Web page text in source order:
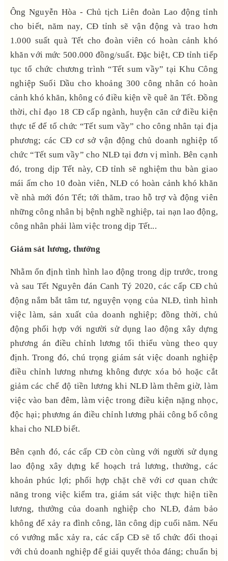
Ông Nguyễn Hòa - Chủ tịch Liên đoàn Lao động tỉnh
cho biết, năm nay, CĐ tỉnh sẽ vận động và trao hơn
1.000 suất quà Tết cho đoàn viên có hoàn cảnh khó
khăn với mức 500.000 đồng/suất. Đặc biệt, CĐ tỉnh tiếp
tục tổ chức chương trình “Tết sum vầy” tại Khu Công
nghiệp Suối Dầu cho khoảng 300 công nhân có hoàn
cảnh khó khăn, không có điều kiện về quê ăn Tết. Đồng
thời, chỉ đạo 18 CĐ cấp ngành, huyện căn cứ điều kiện
thực tế để tổ chức “Tết sum vầy” cho công nhân tại địa
phương; các CĐ cơ sở vận động chủ doanh nghiệp tổ
chức “Tết sum vầy” cho NLĐ tại đơn vị mình. Bên cạnh
đó, trong dịp Tết này, CĐ tỉnh sẽ nghiệm thu bàn giao
mái ấm cho 10 đoàn viên, NLĐ có hoàn cảnh khó khăn
về nhà mới đón Tết; tới thăm, trao hỗ trợ và động viên
những công nhân bị bệnh nghề nghiệp, tai nạn lao động,
công nhân phải làm việc trong dịp Tết...
Giám sát lương, thưởng
Nhằm ổn định tình hình lao động trong dịp trước, trong
và sau Tết Nguyên đán Canh Tý 2020, các cấp CĐ chủ
động nắm bắt tâm tư, nguyện vọng của NLĐ, tình hình
việc làm, sản xuất của doanh nghiệp; đồng thời, chủ
động phối hợp với người sử dụng lao động xây dựng
phương án điều chỉnh lương tối thiểu vùng theo quy
định. Trong đó, chú trọng giám sát việc doanh nghiệp
điều chỉnh lương nhưng không được xóa bỏ hoặc cắt
giảm các chế độ tiền lương khi NLĐ làm thêm giờ, làm
việc vào ban đêm, làm việc trong điều kiện nặng nhọc,
độc hại; phương án điều chỉnh lương phải công bố công
khai cho NLĐ biết.
Bên cạnh đó, các cấp CĐ còn cùng với người sử dụng
lao động xây dựng kế hoạch trả lương, thưởng, các
khoản phúc lợi; phối hợp chặt chẽ với cơ quan chức
năng trong việc kiểm tra, giám sát việc thực hiện tiền
lương, thưởng của doanh nghiệp cho NLĐ, đảm bảo
không để xảy ra đình công, lãn công dịp cuối năm. Nếu
có vướng mắc xảy ra, các cấp CĐ sẽ tổ chức đối thoại
với chủ doanh nghiệp để giải quyết thỏa đáng; chuẩn bị